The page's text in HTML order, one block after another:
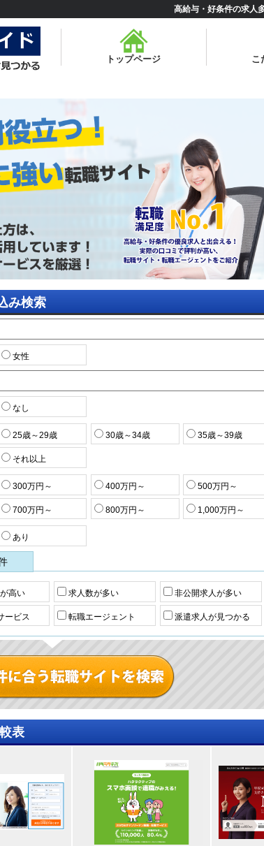
高給与・好条件の求人
トップページ こ
み検索
女性
なし
25歳～29歳 30歳～34歳 35歳～39歳
それ以上
300万円～ 400万円～ 500万円～
700万円～ 800万円～ 1,000万円～
あり
高い 求人数が多い 非公開求人が多い
ービス 転職エージェント 派遣求人が見つかる
表